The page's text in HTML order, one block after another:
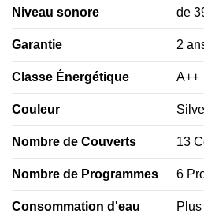
Niveau sonore de
Garantie 2
Classe Énergétique A++
Couleur
Nombre de Couverts 13
Nombre de Programmes 6
Consommation d'eau